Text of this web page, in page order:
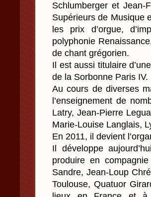
Schlumberger et Jean-
Supérieurs de Musique
les prix d’orgue,
polyphonie
de chant grégorien.
Il est aussi titulaire
de la Sorbonne Paris IV.
Au cours de diverses
l’enseignement de
Latry, Jean-Pierre
Marie-Louise Langlais,
En 2011, il devient
Il développe
produire en
Sandre, Jean-Loup
Toulouse, Quatuor